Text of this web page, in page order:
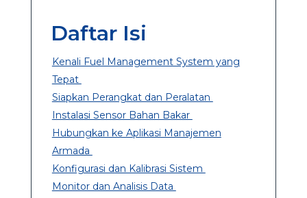
Daftar Isi
Kenali Fuel Management System yang
Tepat
Siapkan Perangkat dan Peralatan
Instalasi Sensor Bahan Bakar
Hubungkan ke Aplikasi Manajemen
Armada
Konfigurasi dan Kalibrasi Sistem
Monitor dan Analisis Data